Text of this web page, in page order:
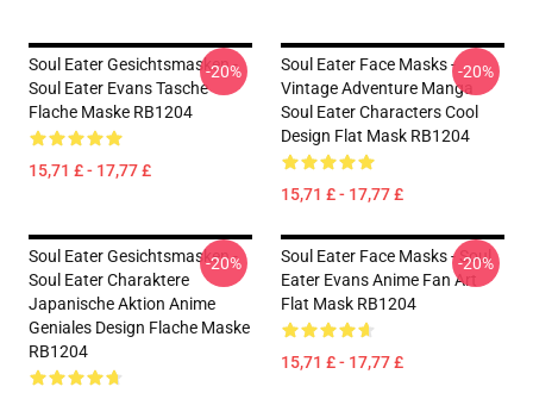
Soul Eater Gesichtsmasken -
Soul Eater Evans Tasche
Flache Maske RB1204
15,71 £ - 17,77 £
-20%
Soul Eater Face Masks -
Vintage Adventure Manga
Soul Eater Characters Cool
Design Flat Mask RB1204
15,71 £ - 17,77 £
-20%
Soul Eater Gesichtsmasken -
Soul Eater Charaktere
Japanische Aktion Anime
Geniales Design Flache Maske
RB1204
-20%
Soul Eater Face Masks - Soul
Eater Evans Anime Fan Art
Flat Mask RB1204
15,71 £ - 17,77 £
-20%